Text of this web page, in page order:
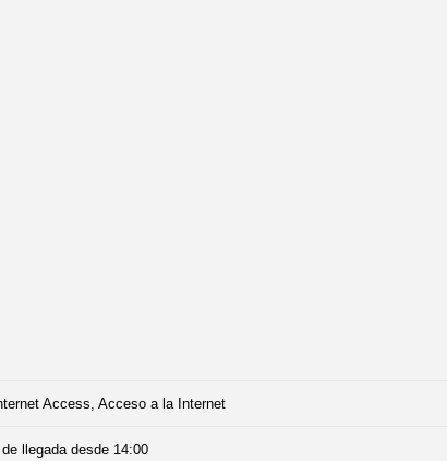
Access, Acceso a la Internet
llegada desde 14:00